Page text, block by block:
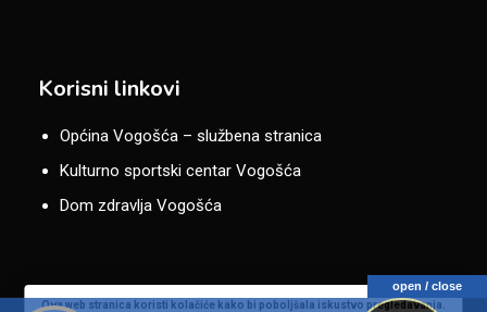
Korisni linkovi
Općina Vogošća – službena stranica
Kulturno sportski centar Vogošća
Dom zdravlja Vogošća
Ova web stranica koristi kolačiće kako bi poboljšala iskustvo pregledavanja.
open / close